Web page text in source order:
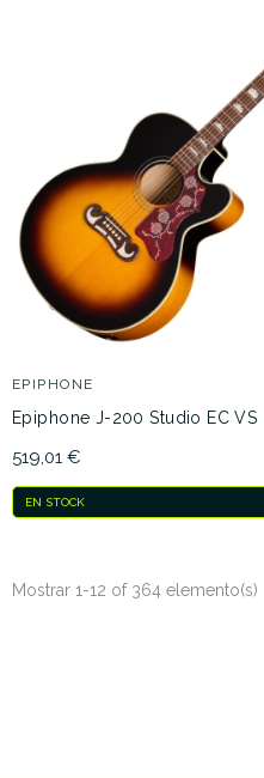
EPIPHONE
Epiphone J-200 Studio EC VS
519,01 €
EN STOCK
Mostrar 1-12 of 364 elemento(s)